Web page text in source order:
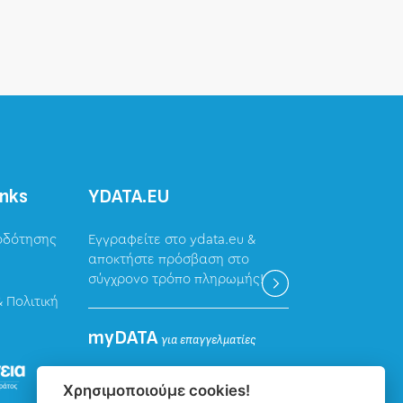
ΥDATA.EU
Εγγραφείτε στο ydata.eu &
αποκτήστε πρόσβαση στο
σύγχρονο τρόπο πληρωμής!
myDATAγια επαγγελματίες
Καταχώρηση δεδομένων
Χρησιμοποιούμε cookies!